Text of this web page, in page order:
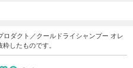
ロダクト／クールドライシャンプー オレ
したものです。